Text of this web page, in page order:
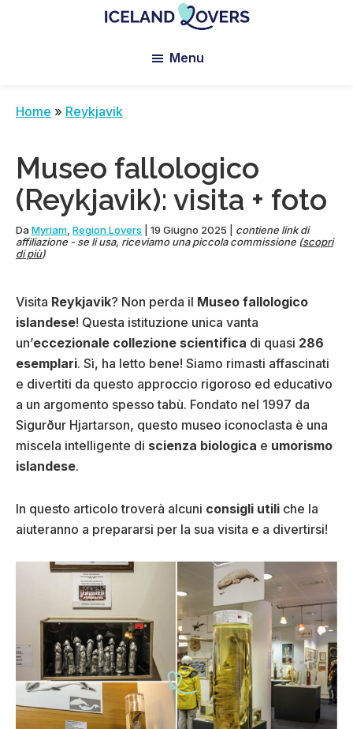
Claire
Menu
Home » Reykjavik
Museo fallologico
(Reykjavik): visita + foto
Da Myriam Region Lovers 19 Giugno 2025
contiene link di
affiliazione - se li usa, riceviamo una piccola commissione (scopri
di più)
Visita Reykjavik? Non perda il Museo fallologico
islandese! Questa istituzione unica vanta
un’eccezionale collezione scientifica di quasi 286
esemplari. Sì, ha letto bene! Siamo rimasti affascinati
e divertiti da questo approccio rigoroso ed educativo
a un argomento spesso tabù. Fondato nel 1997 da
Sigurður Hjartarson, questo museo iconoclasta è una
miscela intelligente di scienza biologica e umorismo
islandese.
In questo articolo troverà alcuni consigli utili che la
aiuteranno a prepararsi per la sua visita e a divertirsi!